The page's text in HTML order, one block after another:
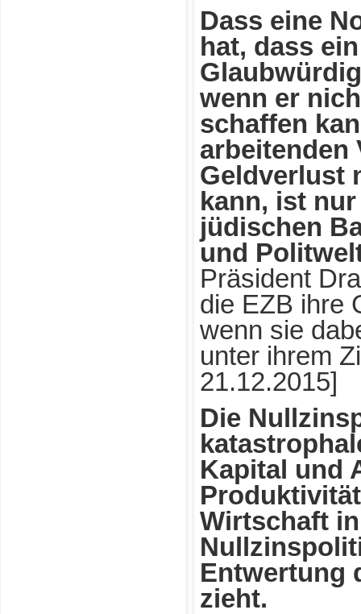
Dass eine
hat, dass
wenn er
schaffen
arbeitenden
Geldverlust
kann, ist
jüdischen
und
Präsident
die EZB ihre
wenn sie
unter ihrem
21.12.2015]
Die
Kapital und
Wirtschaft
Entwertung
zieht.